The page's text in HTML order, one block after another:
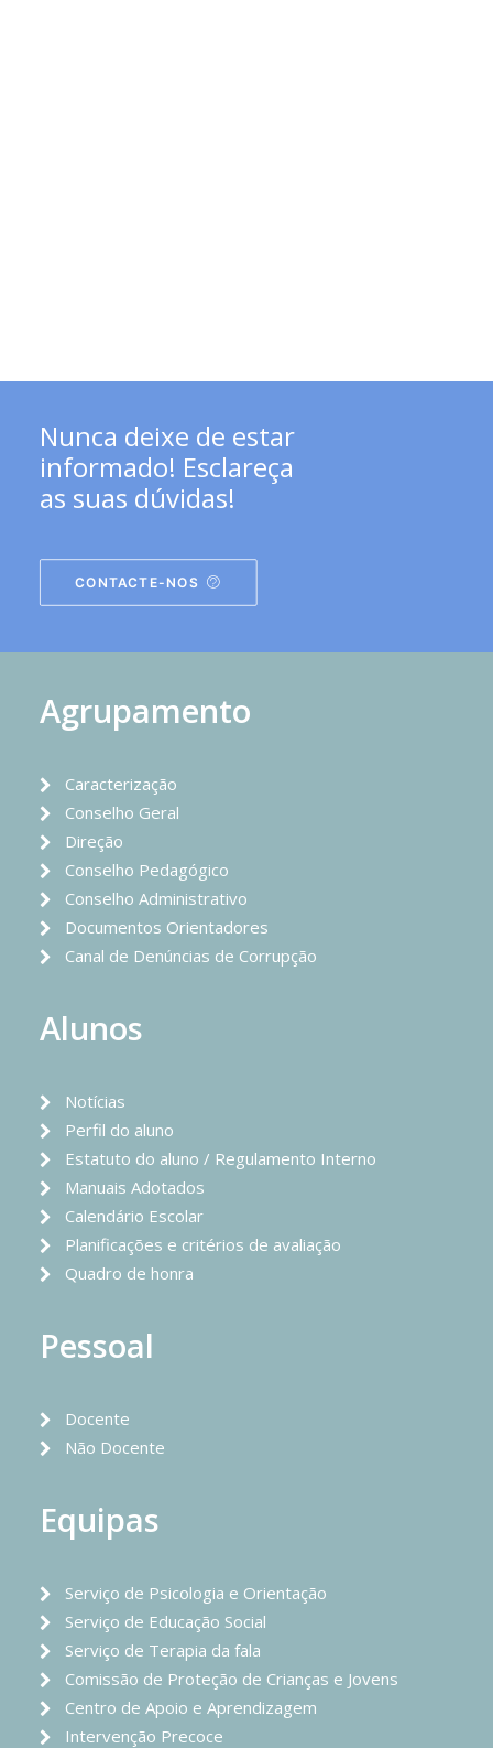
Nunca deixe de estar
informado! Esclareça
as suas dúvidas!
CONTACTE-NOS
Agrupamento
Caracterização
Conselho Geral
Direção
Conselho Pedagógico
Conselho Administrativo
Documentos Orientadores
Canal de Denúncias de Corrupção
Alunos
Notícias
Perfil do aluno
Estatuto do aluno / Regulamento Interno
Manuais Adotados
Calendário Escolar
Planificações e critérios de avaliação
Quadro de honra
Pessoal
Docente
Não Docente
Equipas
Serviço de Psicologia e Orientação
Serviço de Educação Social
Serviço de Terapia da fala
Comissão de Proteção de Crianças e Jovens
Centro de Apoio e Aprendizagem
Intervenção Precoce